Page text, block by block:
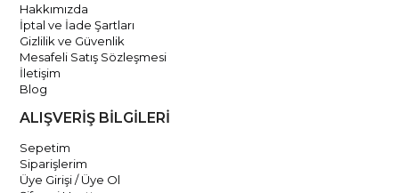
Hakkımızda
İptal ve İade Şartları
Gizlilik ve Güvenlik
Mesafeli Satış Sözleşmesi
İletişim
Blog
ALIŞVERİŞ BİLGİLERİ
Sepetim
Siparişlerim
Üye Girişi / Üye Ol